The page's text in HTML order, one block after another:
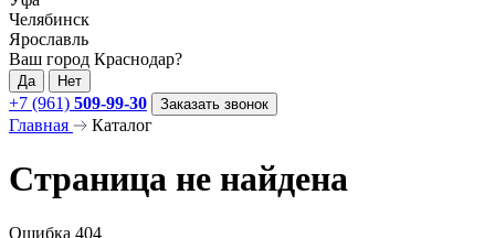
Челябинск
Ярославль
Ваш город Краснодар?
Да Нет
+7 (961) 509-99-30 Заказать звонок
Главная Каталог
Страница не найдена
Ошибка 404